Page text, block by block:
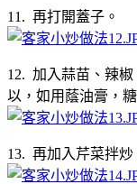
11. 再打開蓋子。
12. 加入蒜苗、辣
以，如用蔭油膏，
13. 再加入芹菜拌炒